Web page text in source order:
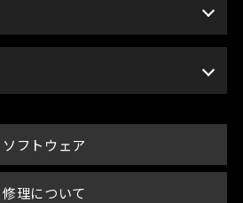
ソフトウェア
修理について